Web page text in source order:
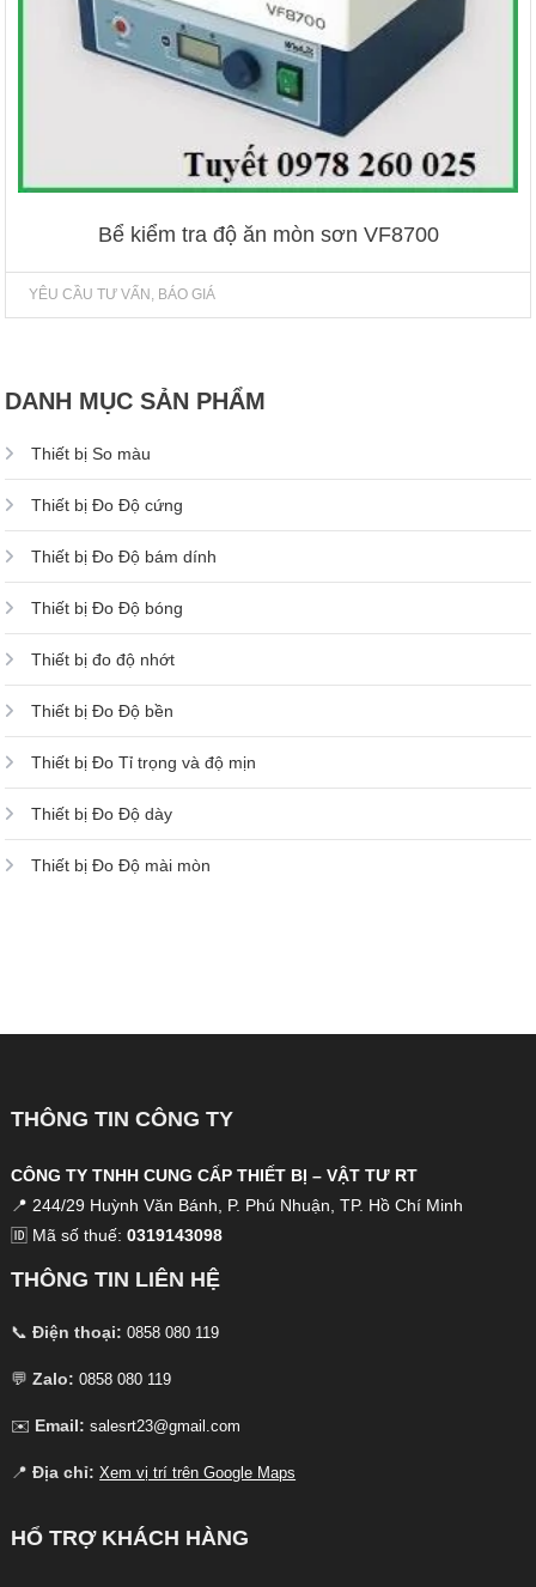
Bể kiểm tra độ ăn mòn sơn VF8700
YÊU CẦU TƯ VẤN, BÁO GIÁ
DANH MỤC SẢN PHẨM
Thiết bị So màu
Thiết bị Đo Độ cứng
Thiết bị Đo Độ bám dính
Thiết bị Đo Độ bóng
Thiết bị đo độ nhớt
Thiết bị Đo Độ bền
Thiết bị Đo Tỉ trọng và độ mịn
Thiết bị Đo Độ dày
Thiết bị Đo Độ mài mòn
THÔNG TIN CÔNG TY
CÔNG TY TNHH CUNG CẤP THIẾT BỊ – VẬT TƯ RT
📍 244/29 Huỳnh Văn Bánh, P. Phú Nhuận, TP. Hồ Chí Minh
🆔 Mã số thuế:0319143098
THÔNG TIN LIÊN HỆ
📞Điện thoại: 0858 080 119
💬Zalo: 0858 080 119
✉️ Email: salesrt23@gmail.com
📍Địa chỉ: Xem vị trí trên Google Maps
HỔ TRỢ KHÁCH HÀNG